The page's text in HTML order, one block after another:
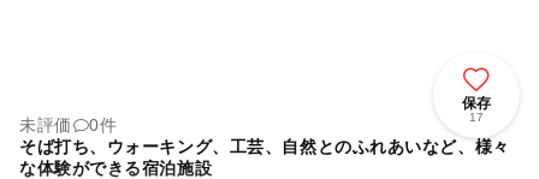
保存
17
未評価
0件
そば打ち、ウォーキング、工芸、自然とのふれあいなど、様々
な体験ができる宿泊施設